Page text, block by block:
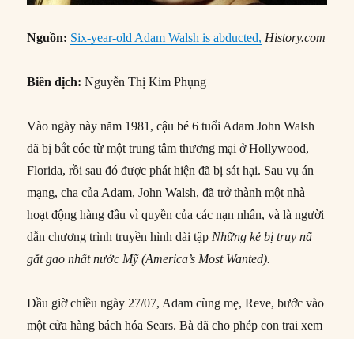
Nguồn: Six-year-old Adam Walsh is abducted, History.com
Biên dịch: Nguyễn Thị Kim Phụng
Vào ngày này năm 1981, cậu bé 6 tuổi Adam John Walsh
đã bị bắt cóc từ một trung tâm thương mại ở Hollywood,
Florida, rồi sau đó được phát hiện đã bị sát hại. Sau vụ án
mạng, cha của Adam, John Walsh, đã trở thành một nhà
hoạt động hàng đầu vì quyền của các nạn nhân, và là người
dẫn chương trình truyền hình dài tập Những kẻ bị truy nã
gắt gao nhất nước Mỹ (America’s Most Wanted).
Đầu giờ chiều ngày 27/07, Adam cùng mẹ, Reve, bước vào
một cửa hàng bách hóa Sears. Bà đã cho phép con trai xem